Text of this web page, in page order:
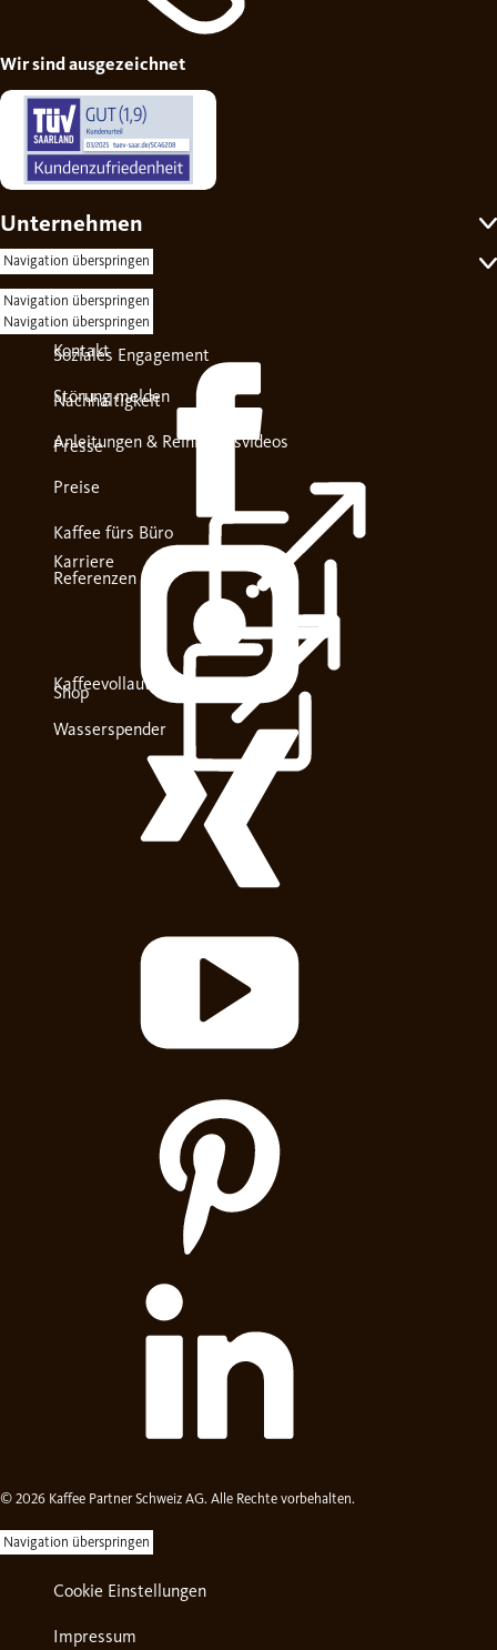
Navigation überspringen
Wir sind ausgezeichnet
Unternehmen
Navigation überspringen
Über uns
Soziales Engagement
Nachhaltigkeit
Presse
Karriere
Kaffeevollautomaten
Wasserspender
Self-Service
Navigation überspringen
Kontakt
Störung melden
Anleitungen & Reinigungsvideos
Preise
Kaffee fürs Büro
Referenzen
Shop
© 2026 Kaffee Partner Schweiz AG. Alle Rechte vorbehalten.
Navigation überspringen
Cookie Einstellungen
Impressum